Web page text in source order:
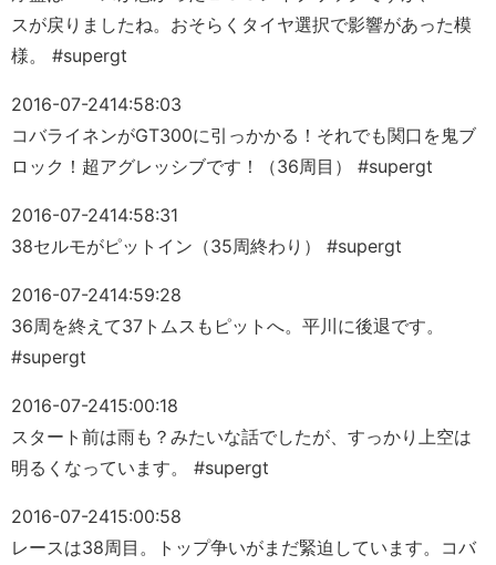
スが戻りましたね。おそらくタイヤ選択で影響があった模
様。 #supergt
2016-07-2414:58:03
コバライネンがGT300に引っかかる！それでも関口を鬼ブ
ロック！超アグレッシブです！（36周目） #supergt
2016-07-2414:58:31
38セルモがピットイン（35周終わり） #supergt
2016-07-2414:59:28
36周を終えて37トムスもピットへ。平川に後退です。
#supergt
2016-07-2415:00:18
スタート前は雨も？みたいな話でしたが、すっかり上空は
明るくなっています。 #supergt
2016-07-2415:00:58
レースは38周目。トップ争いがまだ緊迫しています。コバ